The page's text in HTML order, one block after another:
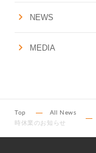
NEWS
MEDIA
Top All News
時休業のお知らせ